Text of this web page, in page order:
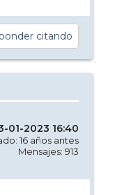
citando
01-2023 16:40
16 años antes
Mensajes: 913